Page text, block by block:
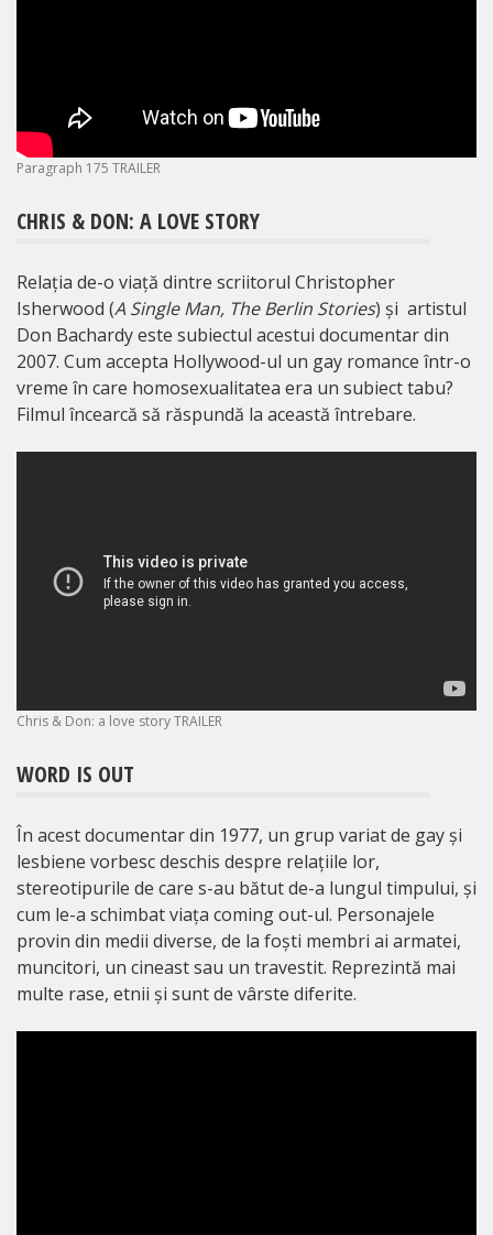
Paragraph 175 TRAILER
CHRIS & DON: A LOVE STORY
Relația de-o viață dintre scriitorul Christopher
Isherwood (A Single Man, The Berlin Stories) și artistul
Don Bachardy este subiectul acestui documentar din
2007. Cum accepta Hollywood-ul un gay romance într-o
vreme în care homosexualitatea era un subiect tabu?
Filmul încearcă să răspundă la această întrebare.
Chris & Don: a love story TRAILER
WORD IS OUT
În acest documentar din 1977, un grup variat de gay și
lesbiene vorbesc deschis despre relațiile lor,
stereotipurile de care s-au bătut de-a lungul timpului, și
cum le-a schimbat viața coming out-ul. Personajele
provin din medii diverse, de la foști membri ai armatei,
muncitori, un cineast sau un travestit. Reprezintă mai
multe rase, etnii și sunt de vârste diferite.